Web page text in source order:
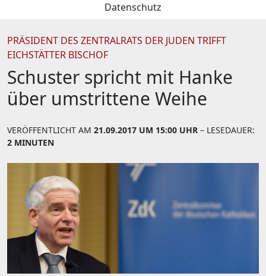
Datenschutz
PRÄSIDENT DES ZENTRALRATS DER JUDEN TRIFFT
EICHSTÄTTER BISCHOF
Schuster spricht mit Hanke
über umstrittene Weihe
VERÖFFENTLICHT AM 21.09.2017 UM 15:00 UHR – LESEDAUER:
2 MINUTEN